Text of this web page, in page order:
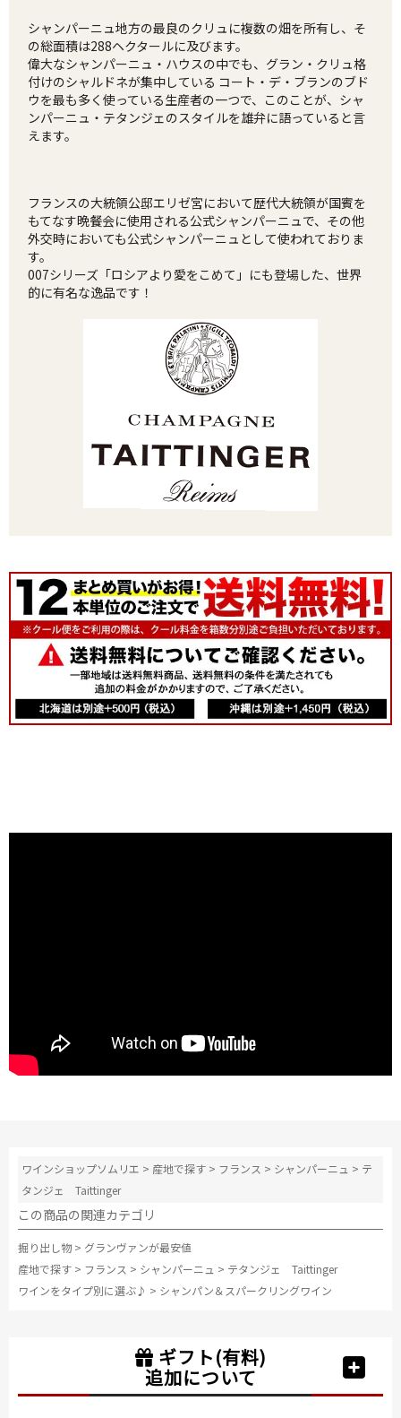
シャンパーニュ地方の最良のクリュに複数の畑を所有し、そ
の総面積は288ヘクタールに及びます。
偉大なシャンパーニュ・ハウスの中でも、グラン・クリュ格
付けのシャルドネが集中している コート・デ・ブランのブド
ウを最も多く使っている生産者の一つで、このことが、シャ
ンパーニュ・テタンジェのスタイルを雄弁に語っていると言
えます。
フランスの大統領公邸エリゼ宮において歴代大統領が国賓を
もてなす晩餐会に使用される公式シャンパーニュで、その他
外交時においても公式シャンパーニュとして使われておりま
す。
007シリーズ「ロシアより愛をこめて」にも登場した、世界
的に有名な逸品です！
ワインショップソムリエ > 産地で探す > フランス > シャンパーニュ > テ
タンジェ Taittinger
この商品の関連カテゴリ
掘り出し物 > グランヴァンが最安値
産地で探す > フランス > シャンパーニュ > テタンジェ Taittinger
ワインをタイプ別に選ぶ♪ > シャンパン＆スパークリングワイン
ギフト(有料)
追加について